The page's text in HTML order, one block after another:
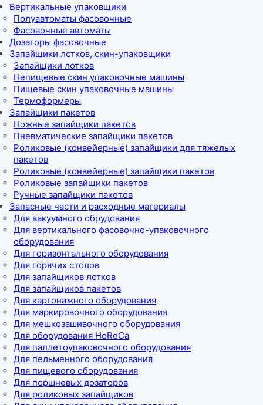
Вертикальные упаковщики
Полуавтоматы фасовочные
Фасовочные автоматы
Дозаторы фасовочные
Запайщики лотков, скин-упаковщики
Запайщики лотков
Непищевые скин упаковочные машины
Пищевые скин упаковочные машины
Термоформеры
Запайщики пакетов
Ножные запайщики пакетов
Пневматические запайщики пакетов
Роликовые (конвейерные) запайщики для тяжелых
пакетов
Роликовые (конвейерные) запайщики пакетов
Роликовые запайщики пакетов
Ручные запайщики пакетов
Запасные части и расходные материалы
Для вакуумного обрудования
Для вертикального фасовочно-упаковочного
оборудования
Для горизонтального оборудования
Для горячих столов
Для запайщиков лотков
Для запайщиков пакетов
Для картонажного оборудования
Для маркировочного оборудования
Для мешкозашивочного оборудования
Для оборудования HoReCa
Для паллетоупаковочного оборудования
Для пельменного оборудования
Для пищевого оборудования
Для поршневых дозаторов
Для роликовых запайщиков